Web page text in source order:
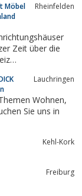
Möbel
Rheinfelden
Zeit über die
- 17.00 Uhr
Lauchringen
Wohnen,
Kehl-Kork
Freiburg